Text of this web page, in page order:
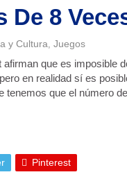
El Lenguaje de nuestra Cocina:
Mitología Vs. Ciencia : ¿Es real
La base de tu botella de
El Gran Secreto de
De 8
y Cultura,Juegos
que es imposible
en realidad sí es
tenemos que el número
Pinterest